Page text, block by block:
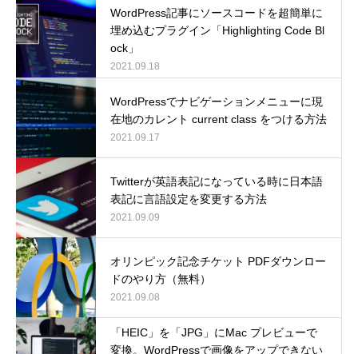
WordPress記事にソースコードを超簡単に
埋め込むプラグイン「Highlighting Code Bl
ock」
2021.09.18
WordPressでナビゲーションメニューに現
在地のカレント current class をつける方法
2021.09.17
Twitterが英語表記になっている時に日本語
表記に言語設定を変更する方法
2021.09.09
オリンピック記念チケット PDFダウンロー
ドのやり方（無料）
2021.09.08
「HEIC」を「JPG」にMac プレビューで
変換。WordPressで画像をアップできない